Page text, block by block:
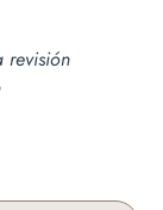
revisión